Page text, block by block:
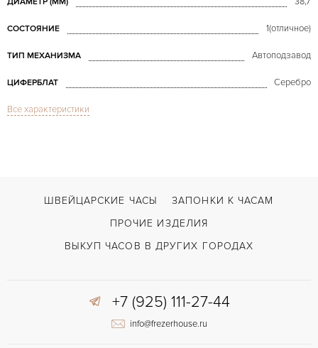
СОСТОЯНИЕ 1(отличное)
ТИП МЕХАНИЗМА Автоподзавод
ЦИФЕРБЛАТ Серебро
СТЕКЛО
Застежка с помощью шипа
КАЛИБР/МЕХАНИЗМ
Все характеристики
ШВЕЙЦАРСКИЕ ЧАСЫ
ЗАПОНКИ К ЧАСАМ
ПРОЧИЕ ИЗДЕЛИЯ
ВЫКУП ЧАСОВ В ДРУГИХ ГОРОДАХ
+7 (925) 111-27-44
info@frezerhouse.ru